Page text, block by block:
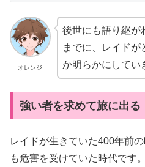
オレンジ
後世にも語り継が
までに、レイド
か明らかにしてい
強い者を求めて旅に出る
レイドが生きていた400年前
も危害を受けていた時代です。